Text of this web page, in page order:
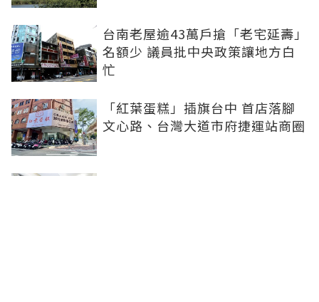
台南老屋逾43萬戶搶「老宅延壽」
名額少 議員批中央政策讓地方白
忙
「紅葉蛋糕」插旗台中 首店落腳
文心路、台灣大道市府捷運站商圈